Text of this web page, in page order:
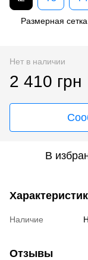
Размерная сетка
Нет в наличии
2 410 грн
В
Наличие
Отзывы